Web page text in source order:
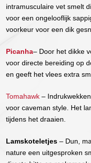
intramusculaire vet smelt
voor een ongelooflijk
voorkeur voor een dik
Picanha– Door het dikke
voor directe bereiding op
en geeft het vlees extra
Tomahawk –
voor caveman style. Het
tijdens het draaien.
Lamskoteletjes – Dun,
nature een uitgesproken